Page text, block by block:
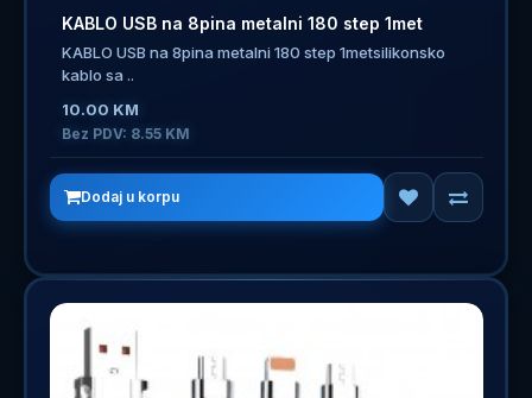
KABLO USB na 8pina metalni 180 step 1met
KABLO USB na 8pina metalni 180 step 1metsilikonsko
kablo sa ..
10.00 KM
Bez PDV: 8.55 KM
Dodaj u korpu